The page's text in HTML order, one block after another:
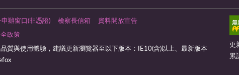
申辦窗口(非憑證) 檢察長信箱 資料開放宣告
政策
質與使用體驗，建議更新瀏覽器至以下版本：IE10(含)以上、最新版本
更
累